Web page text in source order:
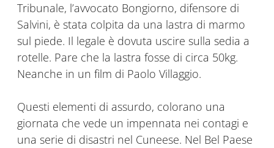
Tribunale, l’avvocato Bongiorno, difensore di
Salvini, è stata colpita da una lastra di marmo
sul piede. Il legale è dovuta uscire sulla sedia a
rotelle. Pare che la lastra fosse di circa 50kg.
Neanche in un film di Paolo Villaggio.
Questi elementi di assurdo, colorano una
giornata che vede un impennata nei contagi e
una serie di disastri nel Cuneese. Nel Bel Paese